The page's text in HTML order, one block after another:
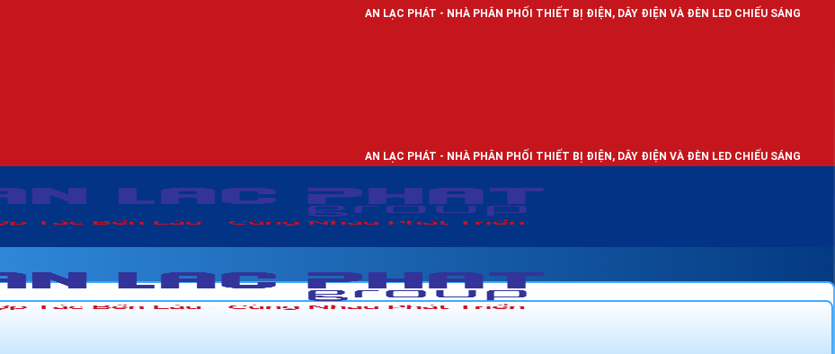
AN LẠC PHÁT - NHÀ PHÂN PHỐI THIẾT BỊ ĐIỆN, DÂY ĐIỆN VÀ ĐÈN LED CHIẾU SÁNG
AN LẠC PHÁT - NHÀ PHÂN PHỐI THIẾT BỊ ĐIỆN, DÂY ĐIỆN VÀ ĐÈN LED CHIẾU SÁNG